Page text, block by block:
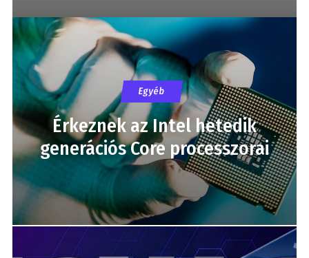
Egyéb
Érkeznek az Intel hetedik
generációs Core processzorai